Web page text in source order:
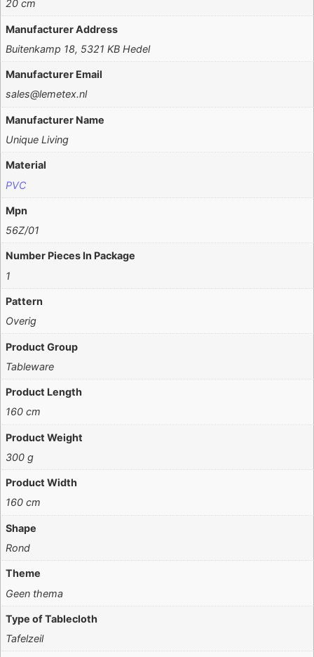
20 cm
Manufacturer Address
Buitenkamp 18, 5321 KB Hedel
Manufacturer Email
sales@lemetex.nl
Manufacturer Name
Unique Living
Material
PVC
Mpn
56Z/01
Number Pieces In Package
1
Pattern
Overig
Product Group
Tableware
Product Length
160 cm
Product Weight
300 g
Product Width
160 cm
Shape
Rond
Theme
Geen thema
Type of Tablecloth
Tafelzeil